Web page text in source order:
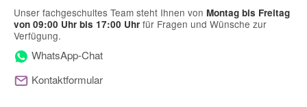
Unser fachgeschultes Team steht Ihnen von Montag bis Freitag
von 09:00 Uhr bis 17:00 Uhr für Fragen und Wünsche zur
Verfügung.
WhatsApp-Chat
Kontaktformular